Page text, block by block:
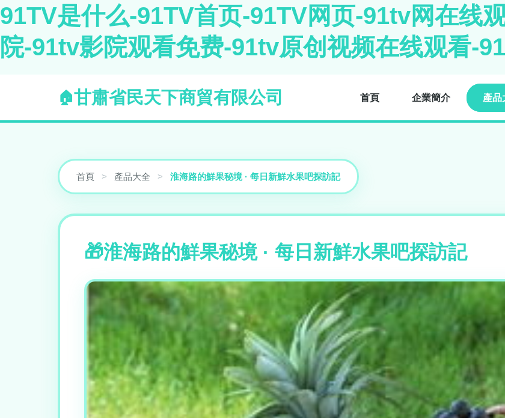
91TV是什么-91TV首页-91TV网页-91tv网在线
院-91tv影院观看免费-91tv原创视频在线观看-
甘肅省民天下商貿有限公司 首頁 企業簡介 產品
首頁 > 產品大全 > 淮海路的鮮果秘境 · 每日新鮮水果吧探訪記
淮海路的鮮果秘境 · 每日新鮮水果吧探訪記